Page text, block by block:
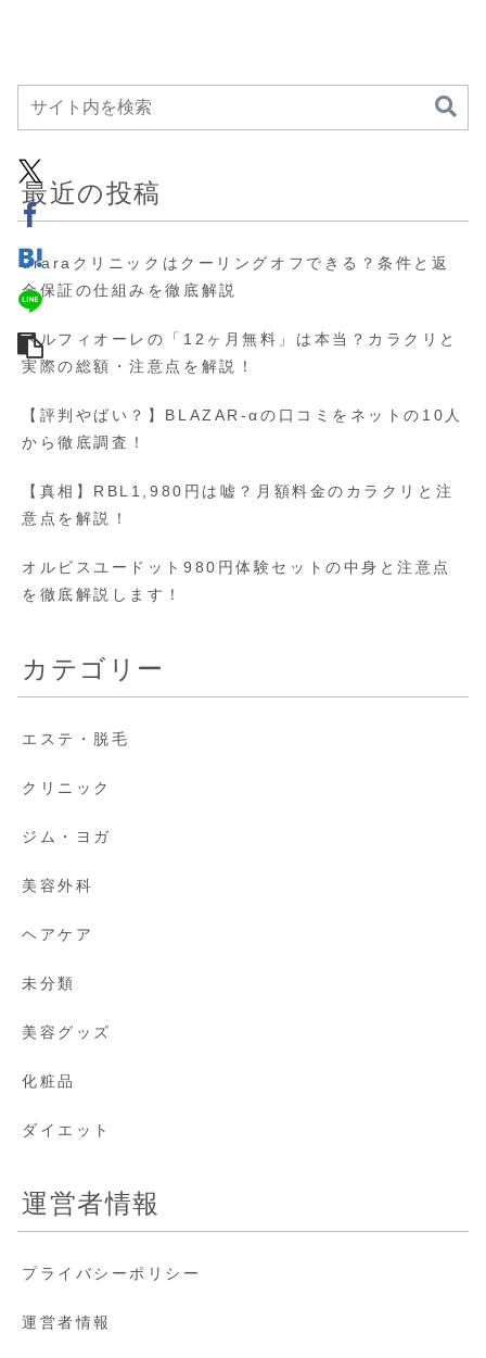
最近の投稿
uraraクリニックはクーリングオフできる？条件と返
金保証の仕組みを徹底解説
ベルフィオーレの「12ヶ月無料」は本当？カラクリと
実際の総額・注意点を解説！
【評判やばい？】BLAZAR-αの口コミをネットの10人
から徹底調査！
【真相】RBL1,980円は嘘？月額料金のカラクリと注
意点を解説！
オルビスユードット980円体験セットの中身と注意点
を徹底解説します！
カテゴリー
エステ・脱毛
クリニック
ジム・ヨガ
美容外科
ヘアケア
未分類
美容グッズ
化粧品
ダイエット
運営者情報
プライバシーポリシー
運営者情報